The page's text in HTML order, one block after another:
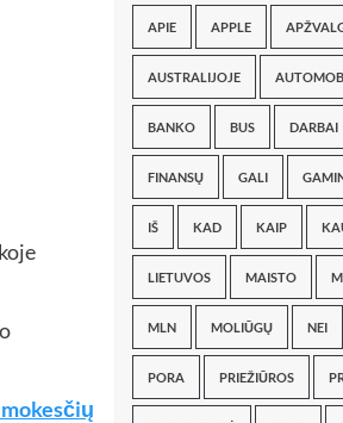
APIE APPLE
AUSTRALIJOJE
BANKO BUS DARBAI
FINANSŲ GALI
IŠ KAD KAIP
LIETUVOS MAISTO
MLN MOLIŪGŲ NEI
PORA PRIEŽIŪROS